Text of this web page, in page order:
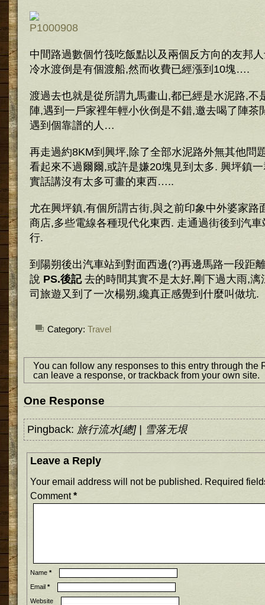
中間路過數個竹筏吃飯點以及兩個反方向的友邦
冷水渡倒是有個渡船,然而收費已經漲到10塊….
渡過去也就是從所謂九馬畫山,都已經是水泥路,不
陣,遇到一戶家裡年輕小伙倒是不錯,邀去喝了陣茶
遇到個靠譜的人…
再走過約8KM到興坪,除了全部水泥路外無其他問
看起來不過爾爾,或許是嫌20塊見到太多. 興坪鎮
實話講沒有太多可畫的東西…..
尤在興坪鎮,有個所謂古街,與之前印象中外婆家路
商店,多些電線各種現代化東西. 走通過街後到汽
行.
到陽朔後出汽車站到對面西邊(?)再邊馬路一段距
說 PS.後記去的時間其實不是太好,剛下過大雨,漓
司旅遊又到了一次楊朔,纔真正感覺到什麼叫做坑.
Category: Travel
You can follow any responses to this entry through the
can leave a response, or trackback from your own site.
One Response
Pingback: 旅行流水[總] | 雪落无垠
Leave a Reply
Your email address will not be published. Required
Comment*
Name *
Email *
Website